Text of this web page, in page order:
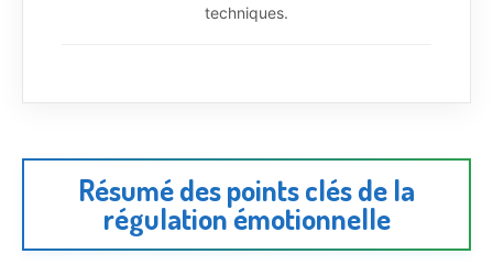
techniques.
Résumé des points clés de la
régulation émotionnelle